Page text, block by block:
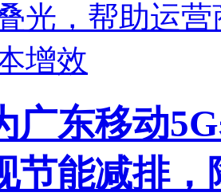
广东移动
节能减排，